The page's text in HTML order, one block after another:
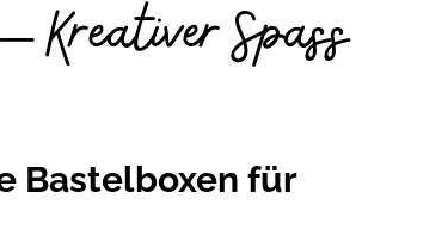
Kreativer Spass
Bastelboxen für